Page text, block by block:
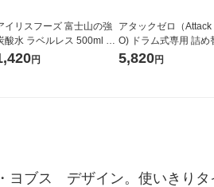
イリスフーズ 富士山の強
酸水 ラベルレス 500ml 1
（24本入）
円
アタックゼロ（Attack
O) ドラム式専用 詰め
ガジャンボ 2300g 1セ
（2個入) 洗濯洗剤 花王
5,820円
ブス　デザイン。使いきり